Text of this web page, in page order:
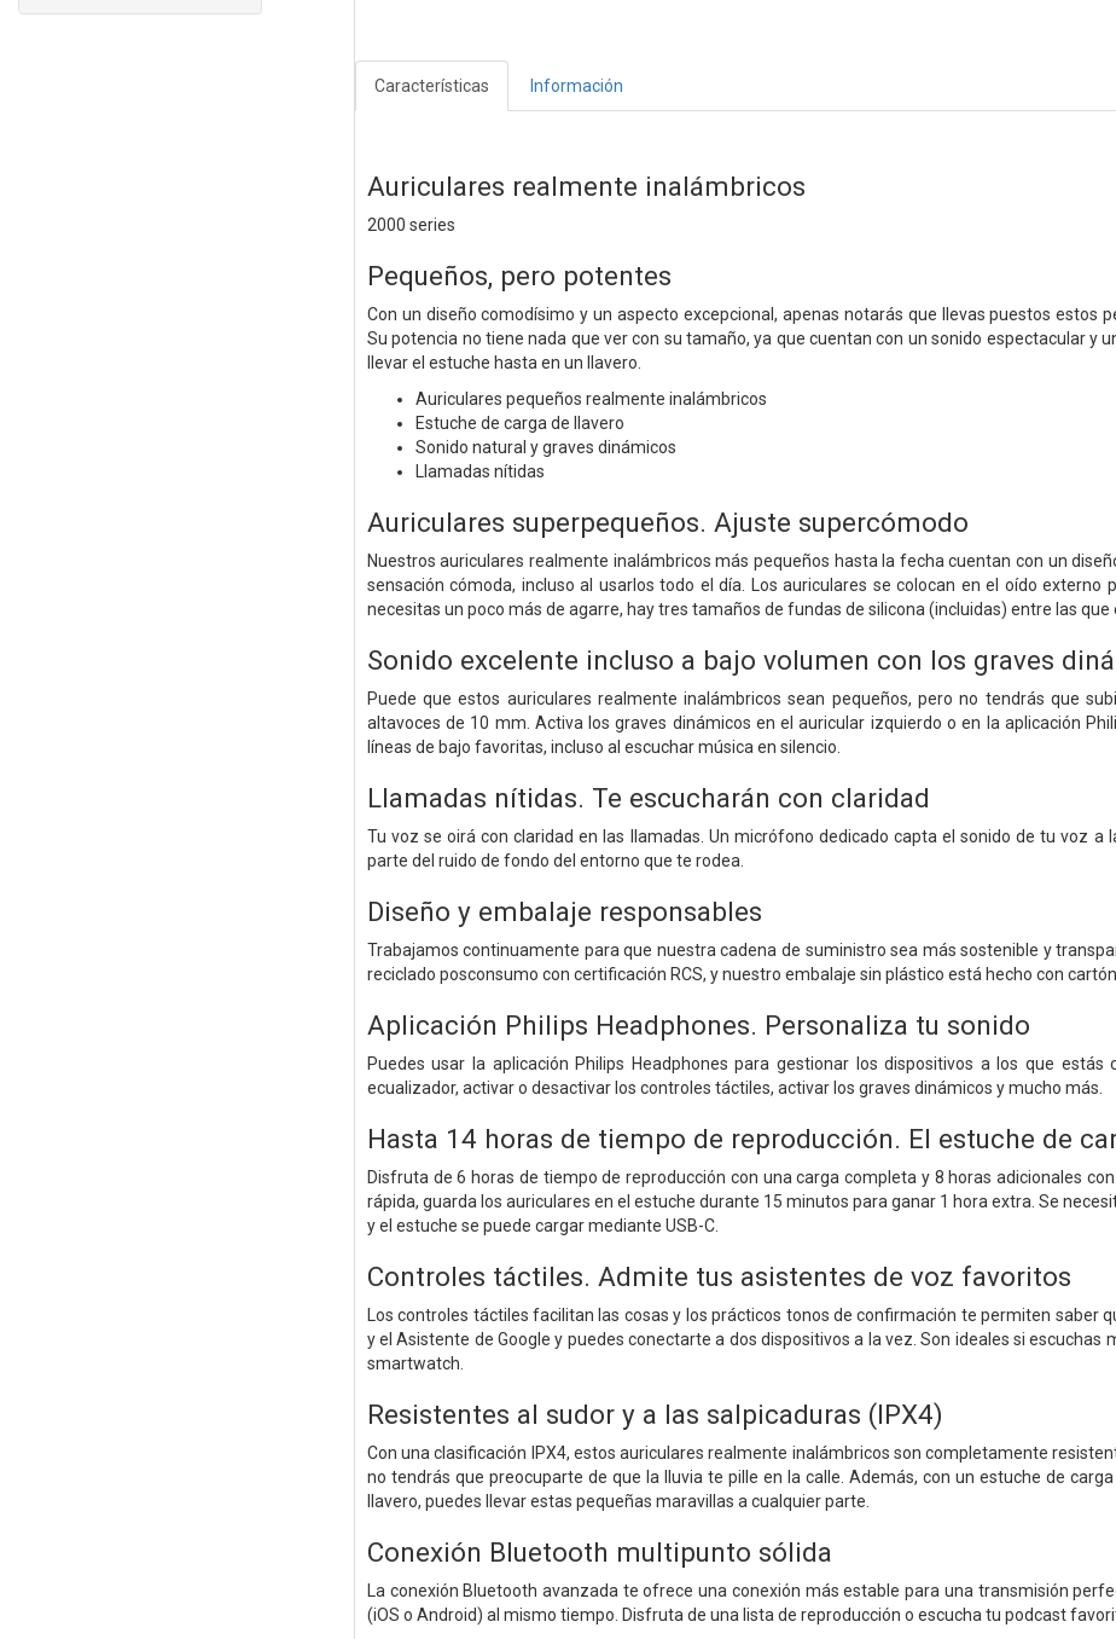
Características Información
Auriculares realmente inalámbricos
2000 series
Pequeños, pero potentes
Con un diseño comodísimo y un aspecto excepcional, apenas notarás que llevas puestos estos
Su potencia no tiene nada que ver con su tamaño, ya que cuentan con un sonido espectacular y
llevar el estuche hasta en un llavero.
Auriculares pequeños realmente inalámbricos
Estuche de carga de llavero
Sonido natural y graves dinámicos
Llamadas nítidas
Auriculares superpequeños. Ajuste supercómodo
Nuestros auriculares realmente inalámbricos más pequeños hasta la fecha cuentan con un
sensación cómoda, incluso al usarlos todo el día. Los auriculares se colocan en el oído
necesitas un poco más de agarre, hay tres tamaños de fundas de silicona (incluidas) entre las que
Sonido excelente incluso a bajo volumen con los graves
Puede que estos auriculares realmente inalámbricos sean pequeños, pero no tendrás que
altavoces de 10 mm. Activa los graves dinámicos en el auricular izquierdo o en la aplicación
líneas de bajo favoritas, incluso al escuchar música en silencio.
Llamadas nítidas. Te escucharán con claridad
Tu voz se oirá con claridad en las llamadas. Un micrófono dedicado capta el sonido de tu voz
parte del ruido de fondo del entorno que te rodea.
Diseño y embalaje responsables
Trabajamos continuamente para que nuestra cadena de suministro sea más sostenible y
reciclado posconsumo con certificación RCS, y nuestro embalaje sin plástico está hecho con
Aplicación Philips Headphones. Personaliza tu sonido
Puedes usar la aplicación Philips Headphones para gestionar los dispositivos a los que
ecualizador, activar o desactivar los controles táctiles, activar los graves dinámicos y mucho más.
Hasta 14 horas de tiempo de reproducción. El estuche de
Disfruta de 6 horas de tiempo de reproducción con una carga completa y 8 horas adicionales
rápida, guarda los auriculares en el estuche durante 15 minutos para ganar 1 hora extra. Se
y el estuche se puede cargar mediante USB-C.
Controles táctiles. Admite tus asistentes de voz favoritos
Los controles táctiles facilitan las cosas y los prácticos tonos de confirmación te permiten saber
y el Asistente de Google y puedes conectarte a dos dispositivos a la vez. Son ideales si
smartwatch.
Resistentes al sudor y a las salpicaduras (IPX4)
Con una clasificación IPX4, estos auriculares realmente inalámbricos son completamente
no tendrás que preocuparte de que la lluvia te pille en la calle. Además, con un estuche de
llavero, puedes llevar estas pequeñas maravillas a cualquier parte.
Conexión Bluetooth multipunto sólida
La conexión Bluetooth avanzada te ofrece una conexión más estable para una transmisión
(iOS o Android) al mismo tiempo. Disfruta de una lista de reproducción o escucha tu podcast